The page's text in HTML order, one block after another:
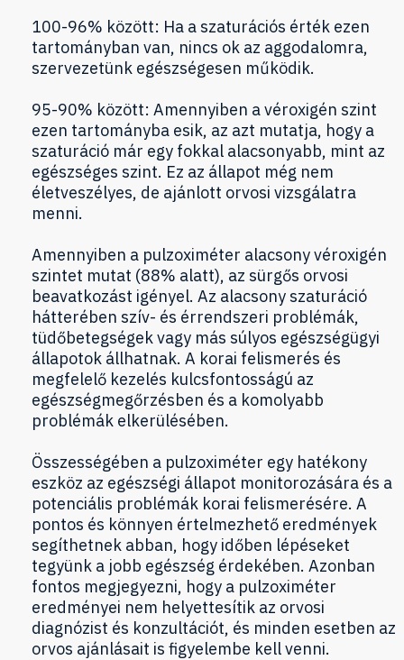
100-96% között: Ha a szaturációs érték ezen
tartományban van, nincs ok az aggodalomra,
szervezetünk egészségesen működik.
95-90% között: Amennyiben a véroxigén szint
ezen tartományba esik, az azt mutatja, hogy a
szaturáció már egy fokkal alacsonyabb, mint az
egészséges szint. Ez az állapot még nem
életveszélyes, de ajánlott orvosi vizsgálatra
menni.
Amennyiben a pulzoximéter alacsony véroxigén
szintet mutat (88% alatt), az sürgős orvosi
beavatkozást igényel. Az alacsony szaturáció
hátterében szív- és érrendszeri problémák,
tüdőbetegségek vagy más súlyos egészségügyi
állapotok állhatnak. A korai felismerés és
megfelelő kezelés kulcsfontosságú az
egészségmegőrzésben és a komolyabb
problémák elkerülésében.
Összességében a pulzoximéter egy hatékony
eszköz az egészségi állapot monitorozására és a
potenciális problémák korai felismerésére. A
pontos és könnyen értelmezhető eredmények
segíthetnek abban, hogy időben lépéseket
tegyünk a jobb egészség érdekében. Azonban
fontos megjegyezni, hogy a pulzoximéter
eredményei nem helyettesítik az orvosi
diagnózist és konzultációt, és minden esetben az
orvos ajánlásait is figyelembe kell venni.